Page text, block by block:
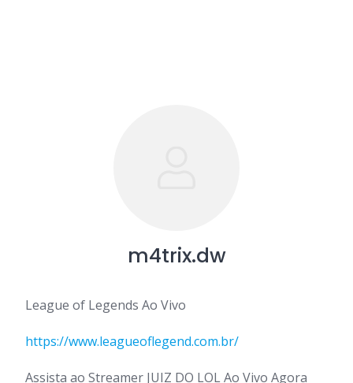
m4trix.dw
League of Legends Ao Vivo
https://www.leagueoflegend.com.br/
Assista ao Streamer JUIZ DO LOL Ao Vivo Agora